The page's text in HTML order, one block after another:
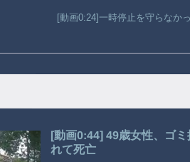
[動画0:24]一時停止を守らなか
[動画0:44] 49歳女性、ゴ
れて死亡